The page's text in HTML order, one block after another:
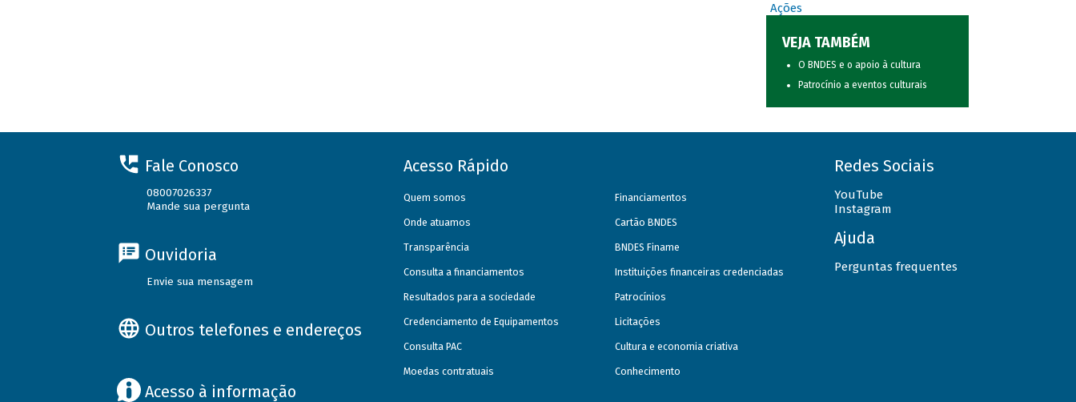
Ações
VEJA TAMBÉM
O BNDES e o apoio à cultura
Patrocínio a eventos culturais
Fale Conosco
08007026337
Mande sua pergunta
Ouvidoria
Envie sua mensagem
Outros telefones e endereços
Acesso à informação
Acesso Rápido
Quem somos
Onde atuamos
Transparência
Consulta a financiamentos
Resultados para a sociedade
Credenciamento de Equipamentos
Consulta PAC
Moedas contratuais
Financiamentos
Cartão BNDES
BNDES Finame
Instituições financeiras credenciadas
Patrocínios
Licitações
Cultura e economia criativa
Conhecimento
Redes Sociais
YouTube
Instagram
Ajuda
Perguntas frequentes